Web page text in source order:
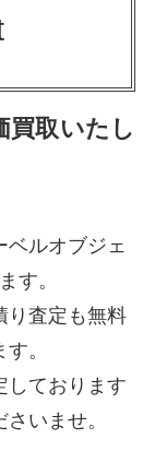
買取いたし
ベルオブジェ
す。
り査定も無料
。
しております
いませ。